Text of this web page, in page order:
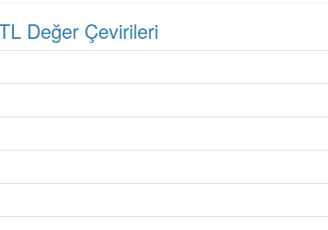
Değer Çevirileri